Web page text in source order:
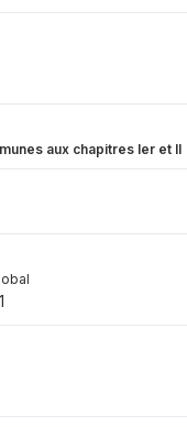
aux chapitres Ier et II